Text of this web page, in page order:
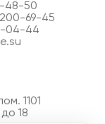
48-50
69-45
04-44
1101
18